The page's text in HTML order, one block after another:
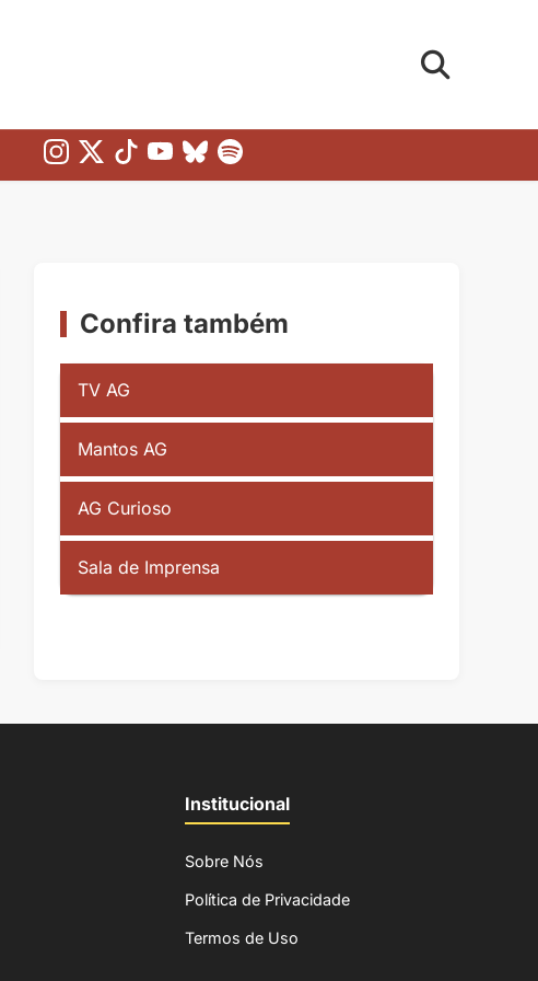
Confira também
TV AG
Mantos AG
AG Curioso
Sala de Imprensa
Institucional
Sobre Nós
Política de Privacidade
Termos de Uso